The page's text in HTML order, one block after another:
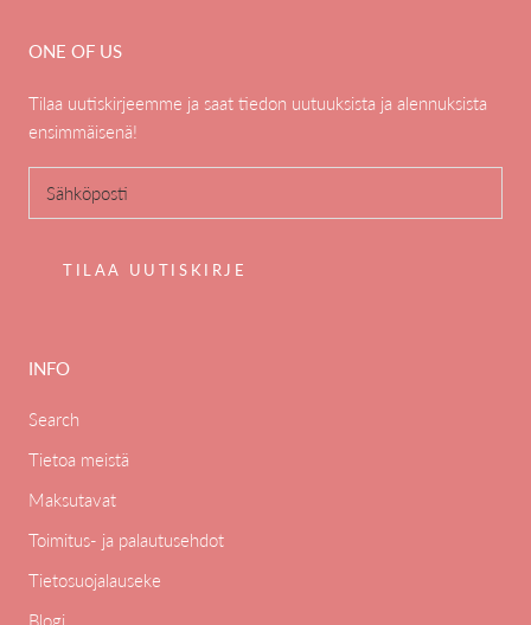
ONE OF US
Tilaa uutiskirjeemme ja saat tiedon uutuuksista ja alennuksista
ensimmäisenä!
TILAA UUTISKIRJE
INFO
Search
Tietoa meistä
Maksutavat
Toimitus- ja palautusehdot
Tietosuojalauseke
Blogi